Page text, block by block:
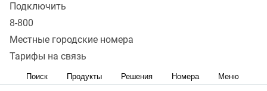
Подключить
8-800
Местные городские номера
Тарифы на связь
Поиск Продукты Решения Номера Меню
текучка, что данные аналитики неточны, что
можно прозевать признаки приближающихся
проблем.
Мы сделали для вас удобный сервис